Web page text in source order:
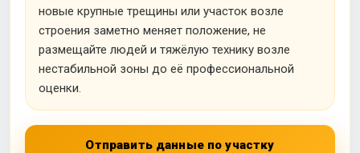
новые крупные трещины или участок возле
строения заметно меняет положение, не
размещайте людей и тяжёлую технику возле
нестабильной зоны до её профессиональной
оценки.
Отправить данные по участку